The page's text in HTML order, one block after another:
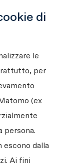
di
le
per
(ex
persona.
escono dalla
Ai fini